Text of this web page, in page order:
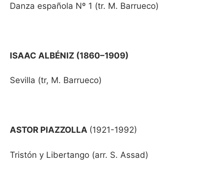
Danza española Nº 1 (tr. M. Barrueco)
ISAAC ALBÉNIZ (1860–1909)
Sevilla (tr, M. Barrueco)
ASTOR PIAZZOLLA (1921-1992)
Tristón y Libertango (arr. S. Assad)